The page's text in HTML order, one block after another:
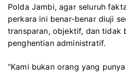
Polda Jambi, agar seluruh
perkara ini benar-benar diuji
transparan, objektif, dan tidak
penghentian administratif.
“Kami bukan orang yang